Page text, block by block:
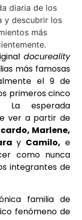
docureality
más famosas
el 9 de
primeros cinco
La esperada
ver a partir de
Marlene,
y Camilo, e
como nunca
integrantes de
familia de
fenómeno de